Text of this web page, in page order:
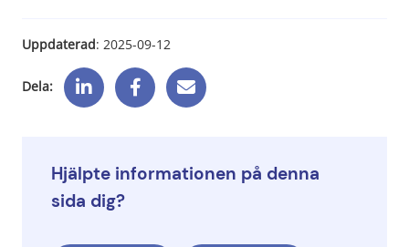
Uppdaterad: 2025-09-12
Dela:
Hjälpte informationen på denna
sida dig?